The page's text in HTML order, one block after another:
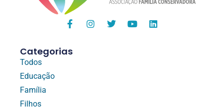
Categorias
Todos
Educação
Família
Filhos